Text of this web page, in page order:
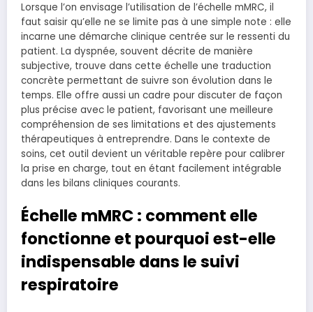
Lorsque l’on envisage l’utilisation de l’échelle mMRC, il
faut saisir qu’elle ne se limite pas à une simple note : elle
incarne une démarche clinique centrée sur le ressenti du
patient. La dyspnée, souvent décrite de manière
subjective, trouve dans cette échelle une traduction
concrète permettant de suivre son évolution dans le
temps. Elle offre aussi un cadre pour discuter de façon
plus précise avec le patient, favorisant une meilleure
compréhension de ses limitations et des ajustements
thérapeutiques à entreprendre. Dans le contexte de
soins, cet outil devient un véritable repère pour calibrer
la prise en charge, tout en étant facilement intégrable
dans les bilans cliniques courants.
Échelle mMRC : comment elle
fonctionne et pourquoi est-elle
indispensable dans le suivi
respiratoire